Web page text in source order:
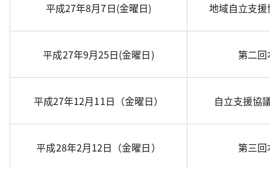
平成27年8月7日(金曜日) 地域自立支
平成27年9月25日(金曜日) 第二
平成27年12月11日（金曜日） 自立支援協
平成28年2月12日（金曜日） 第三